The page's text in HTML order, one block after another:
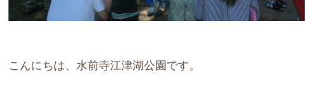
こんにちは、水前寺江津湖公園です。